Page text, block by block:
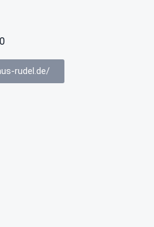
rudel.de/